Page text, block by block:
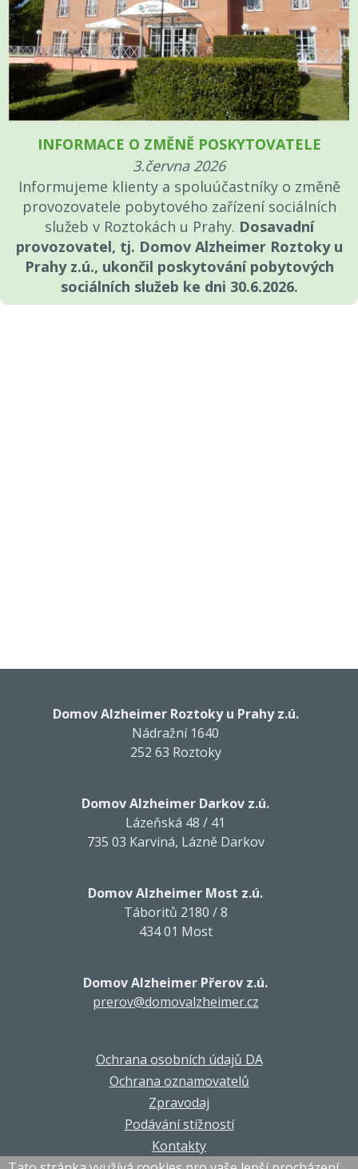
INFORMACE O ZMĚNĚ POSKYTOVATELE
3.června 2026
Informujeme klienty a spoluúčastníky o změně
provozovatele pobytového zařízení sociálních
služeb v Roztokách u Prahy. Dosavadní
provozovatel, tj. Domov Alzheimer Roztoky u
Prahy z.ú., ukončil poskytování pobytových
sociálních služeb ke dni 30.6.2026.
Domov Alzheimer Roztoky u Prahy z.ú.
Nádražní 1640
252 63 Roztoky
Domov Alzheimer Darkov z.ú.
Lázeňská 48 / 41
735 03 Karviná, Lázně Darkov
Domov Alzheimer Most z.ú.
Táboritů 2180 / 8
434 01 Most
Domov Alzheimer Přerov z.ú.
prerov@domovalzheimer.cz
Ochrana osobních údajů DA
Ochrana oznamovatelů
Zpravodaj
Podávání stížností
Kontakty